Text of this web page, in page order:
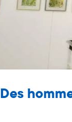
Des